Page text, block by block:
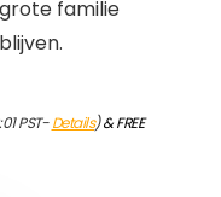
familie
PST-Details)&FREE